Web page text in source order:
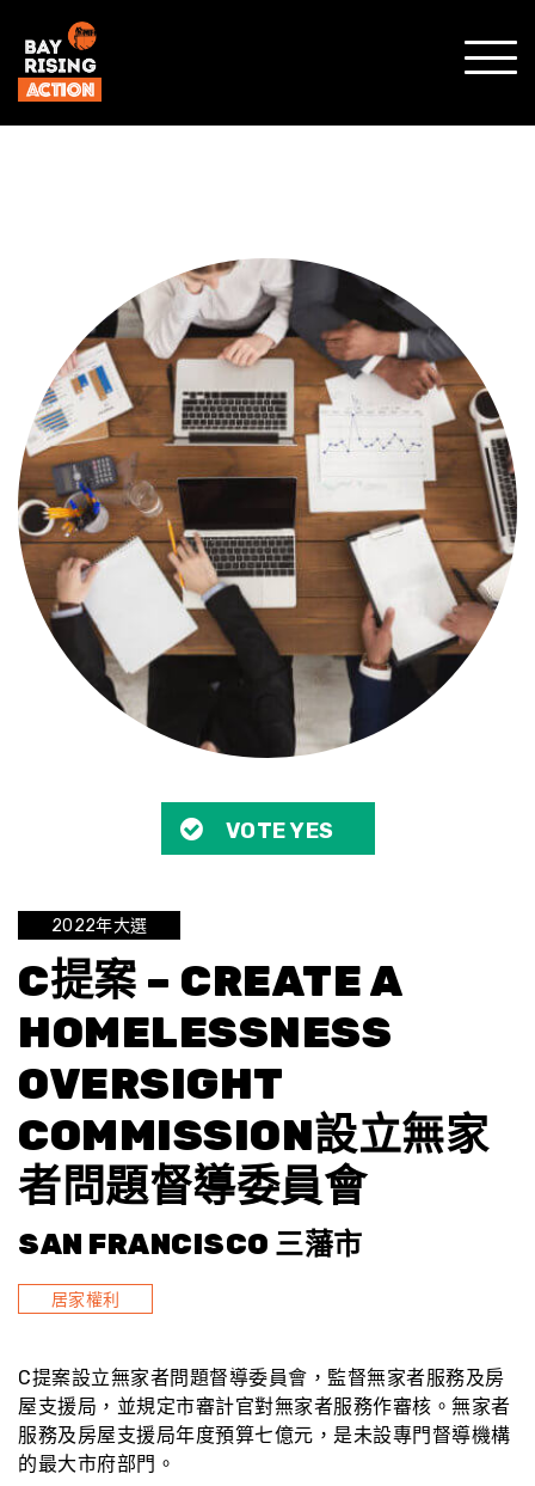
MENU
VOTE YES
2022年大選
C提案 – CREATE A
HOMELESSNESS
OVERSIGHT
COMMISSION設立無家
者問題督導委員會
SAN FRANCISCO 三藩市
居家權利
C提案設立無家者問題督導委員會，監督無家者服務及房
屋支援局，並規定市審計官對無家者服務作審核。無家者
服務及房屋支援局年度預算七億元，是未設專門督導機構
的最大市府部門。